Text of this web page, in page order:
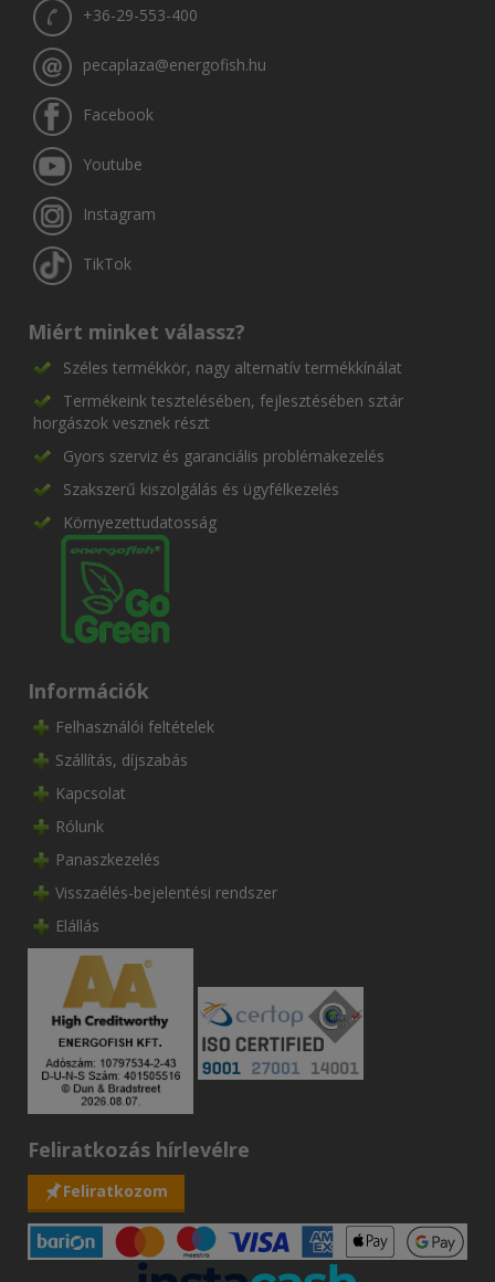
+36-29-553-400
pecaplaza@energofish.hu
Facebook
Youtube
Instagram
TikTok
Miért minket válassz?
Széles termékkör, nagy alternatív termékkínálat
Termékeink tesztelésében, fejlesztésében sztár
horgászok vesznek részt
Gyors szerviz és garanciális problémakezelés
Szakszerű kiszolgálás és ügyfélkezelés
Környezettudatosság
Információk
Felhasználói feltételek
Szállítás, díjszabás
Kapcsolat
Rólunk
Panaszkezelés
Visszaélés-bejelentési rendszer
Elállás
Feliratkozás hírlevélre
Feliratkozom